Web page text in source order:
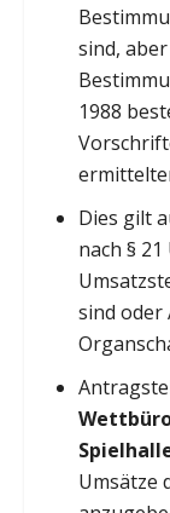
sind,
1988
Dies gilt
nach §
sind oder
Umsätze